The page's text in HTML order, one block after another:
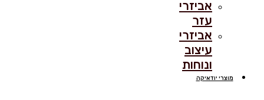
אביזרי
עזר
אביזרי
עיצוב
ונוחות
מוצרי יודאיקה